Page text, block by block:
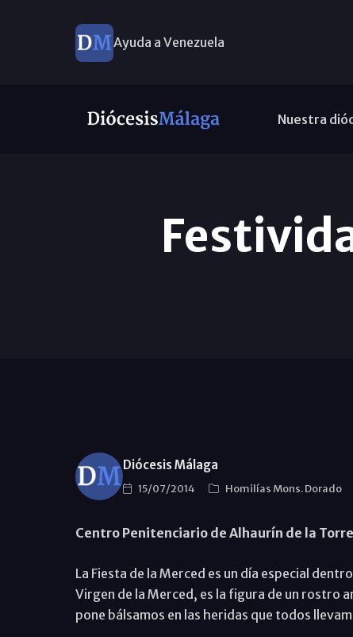
Ayuda a Venezuela
Nuestra
Diócesis Málaga
15/07/2014 Homilías Mons. Dorado
Centro Penitenciario de Alhaurín de la Torre
La Fiesta de la Merced es un día especial
Virgen de la Merced, es la figura de un rostro
pone bálsamos en las heridas que todos